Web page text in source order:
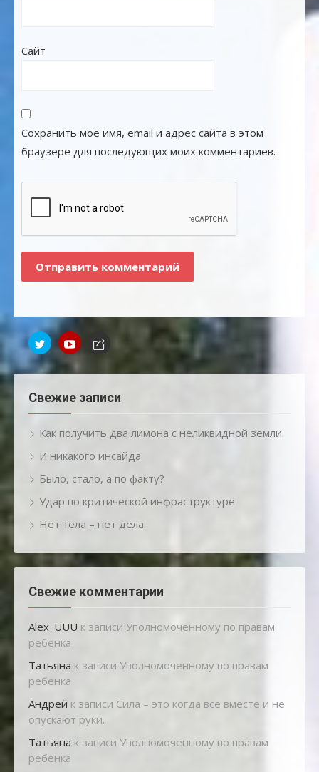
Сайт
Сохранить моё имя, email и адрес сайта в этом
браузере для последующих моих комментариев.
Свежие записи
Как получить два лимона с неликвидной земли.
И никакого инсайда
Было, стало, а по факту?
Удар по критической инфраструктуре
Нет тела – нет дела.
Свежие комментарии
Alex_UUU к записи Уполномоченному по правам
ребенка
Татьяна к записи Уполномоченному по правам
ребенка
Андрей к записи Сила – это когда все вместе и не
опускают руки.
Татьяна к записи Уполномоченному по правам
ребенка